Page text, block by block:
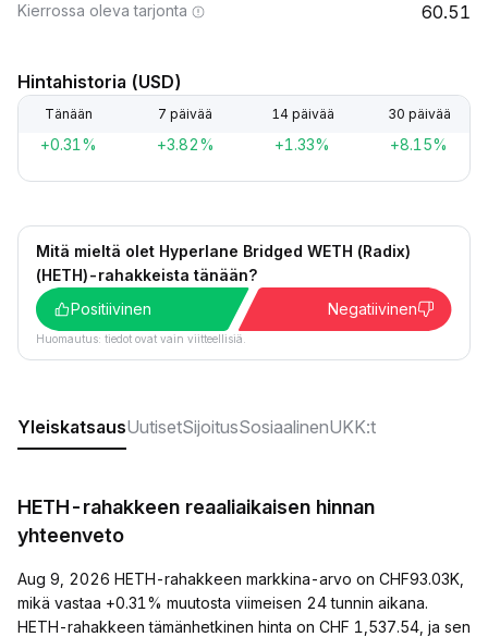
Kierrossa oleva tarjonta 60.51
Hintahistoria (USD)
Tänään 7 päivää 14 päivää 30 päivää
+0.31% +3.82% +1.33% +8.15%
Mitä mieltä olet Hyperlane Bridged WETH (Radix)
(HETH)-rahakkeista tänään?
Positiivinen
Negatiivinen
Huomautus: tiedot ovat vain viitteellisiä.
YleiskatsausUutisetSijoitusSosiaalinenUKK:t
HETH-rahakkeen reaaliaikaisen hinnan
yhteenveto
Aug 9, 2026 HETH-rahakkeen markkina-arvo on CHF93.03K,
mikä vastaa +0.31% muutosta viimeisen 24 tunnin aikana.
HETH-rahakkeen tämänhetkinen hinta on CHF 1,537.54, ja sen